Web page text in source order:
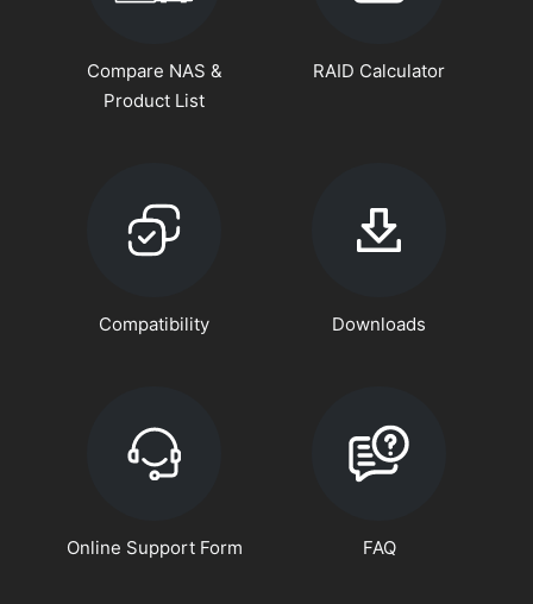
Compare NAS &
Product List
RAID Calculator
Compatibility Downloads
Online Support Form FAQ